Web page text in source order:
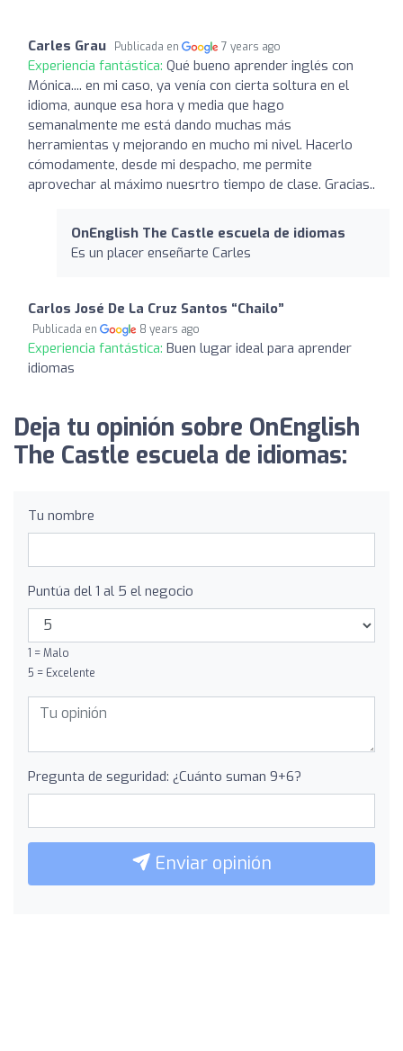
Carles Grau Publicada en 7 years ago
Experiencia fantástica: Qué bueno aprender inglés con
Mónica.... en mi caso, ya venía con cierta soltura en el
idioma, aunque esa hora y media que hago
semanalmente me está dando muchas más
herramientas y mejorando en mucho mi nivel. Hacerlo
cómodamente, desde mi despacho, me permite
aprovechar al máximo nuesrtro tiempo de clase. Gracias..
OnEnglish The Castle escuela de idiomas
Es un placer enseñarte Carles
Carlos José De La Cruz Santos “Chailo”
Publicada en 8 years ago
Experiencia fantástica: Buen lugar ideal para aprender
idiomas
Deja tu opinión sobre OnEnglish
The Castle escuela de idiomas:
Tu nombre
Puntúa del 1 al 5 el negocio
1 = Malo
5 = Excelente
Pregunta de seguridad: ¿Cuánto suman 9+6?
Enviar opinión